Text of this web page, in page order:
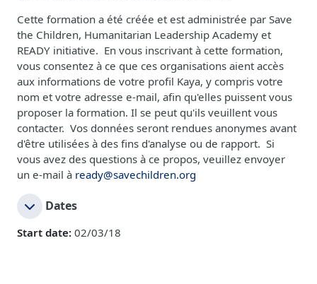
Cette formation a été créée et est administrée par Save
the Children, Humanitarian Leadership Academy et
READY initiative. En vous inscrivant à cette formation,
vous consentez à ce que ces organisations aient accès
aux informations de votre profil Kaya, y compris votre
nom et votre adresse e-mail, afin qu'elles puissent vous
proposer la formation. Il se peut qu'ils veuillent vous
contacter. Vos données seront rendues anonymes avant
d'être utilisées à des fins d'analyse ou de rapport. Si
vous avez des questions à ce propos, veuillez envoyer
un e-mail à ready@savechildren.org
Dates
Start date: 02/03/18